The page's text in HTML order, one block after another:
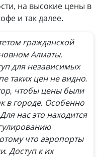
на высокие цены в
и так далее.
гражданской
Алматы,
для независимых
таких цен не видно.
чтобы цены были
в городе. Особенно
нас это находится
что аэропорты
Доступ к их